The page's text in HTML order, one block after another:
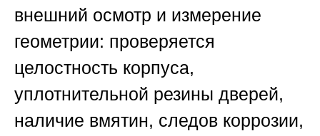
внешний осмотр и измерение
геометрии: проверяется
целостность корпуса,
уплотнительной резины дверей,
наличие вмятин, следов коррозии,